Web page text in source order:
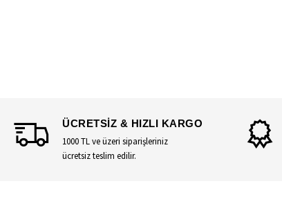
ÜCRETSİZ & HIZLI KARGO
1000 TL ve üzeri siparişleriniz
ücretsiz teslim edilir.